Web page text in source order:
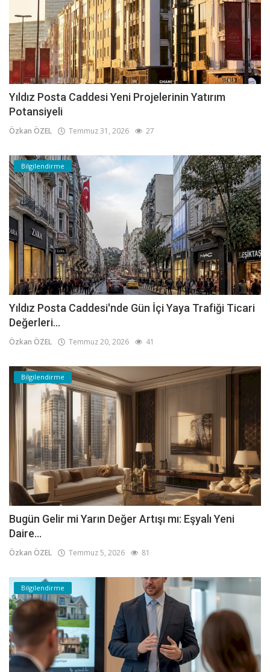
Yıldız Posta Caddesi Yeni Projelerinin Yatırım
Potansiyeli
Özkan ÖZEL Temmuz 31, 2026 27
Bilgilendirme
Yıldız Posta Caddesi'nde Gün İçi Yaya Trafiği Ticari
Değerleri...
Özkan ÖZEL Temmuz 20, 2026 41
Bilgilendirme
Bugün Gelir mi Yarın Değer Artışı mı: Eşyalı Yeni
Daire...
Özkan ÖZEL Temmuz 5, 2026 81
Bilgilendirme